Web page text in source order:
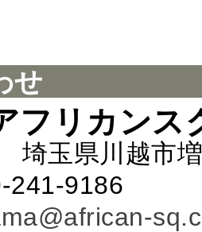
せ
フリカンス
埼玉県川越市
241-